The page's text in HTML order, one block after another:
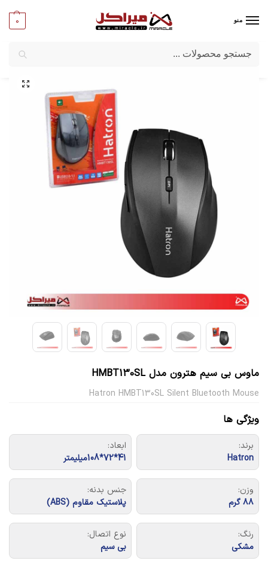
منو 0
میراکل/کامپیوتر/قطعات جانبی
ماوس بی سیم هترون مدل HMBT130SL
Hatron HMBT130SL Silent Bluetooth Mouse
ویژگی ها
برند:
Hatron
ابعاد:
41*72*108میلیمتر
وزن:
۸۸ گرم
جنس بدنه:
پلاستیک مقاوم (ABS)
رنگ:
مشکی
نوع اتصال:
بی سیم